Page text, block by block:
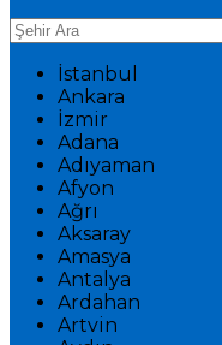
İstanbul
Ankara
İzmir
Adana
Adıyaman
Afyon
Ağrı
Aksaray
Amasya
Antalya
Ardahan
Artvin